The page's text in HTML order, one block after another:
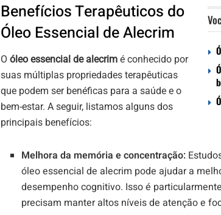
Benefícios Terapêuticos do
Óleo Essencial de Alecrim
O óleo essencial de alecrim é conhecido por
suas múltiplas propriedades terapêuticas
que podem ser benéficas para a saúde e o
bem-estar. A seguir, listamos alguns dos
principais benefícios:
Melhora da memória e concentração:
óleo essencial de alecrim pode ajudar a
desempenho cognitivo. Isso é
precisam manter altos níveis de atenção e